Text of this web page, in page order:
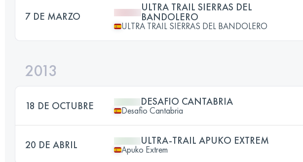
7 DE MARZO
ULTRA TRAIL SIERRAS DEL
BANDOLERO
ULTRA TRAIL SIERRAS DEL BANDOLERO
2013
18 DE OCTUBRE DESAFIO CANTABRIA
Desafio Cantabria
20 DE ABRIL ULTRA-TRAIL APUKO EXTREM
Apuko Extrem